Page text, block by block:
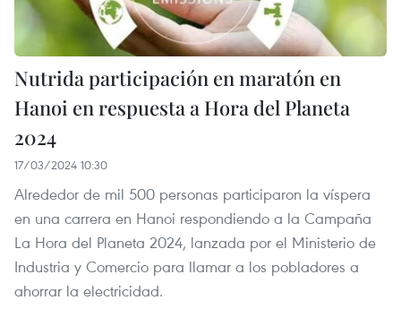
Nutrida participación en maratón en
Hanoi en respuesta a Hora del Planeta
2024
17/03/2024 10:30
Alrededor de mil 500 personas participaron la víspera
en una carrera en Hanoi respondiendo a la Campaña
La Hora del Planeta 2024, lanzada por el Ministerio de
Industria y Comercio para llamar a los pobladores a
ahorrar la electricidad.